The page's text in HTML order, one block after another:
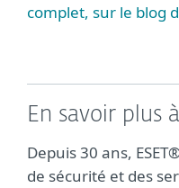
complet, sur le blog
En savoir plus
Depuis 30 ans,
de sécurité et des